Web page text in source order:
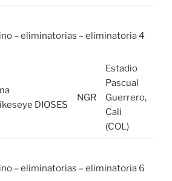
– eliminatorias – eliminatoria 4
DIOSES
NGR
Estadio
Pascual
Guerrero,
Cali
(COL)
– eliminatorias – eliminatoria 6